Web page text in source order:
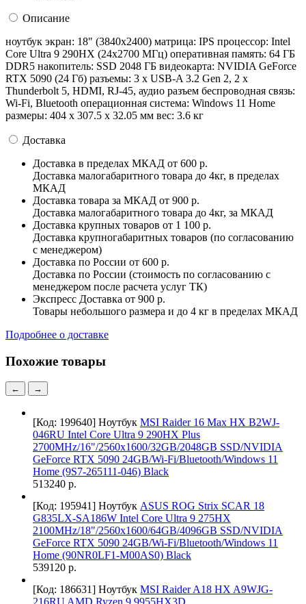
Описание
ноутбук экран: 18" (3840x2400) матрица: IPS процессор: Intel
Core Ultra 9 290HX (24x2700 МГц) оперативная память: 64 ГБ
DDR5 накопитель: SSD 2048 ГБ видеокарта: NVIDIA GeForce
RTX 5090 (24 Гб) разъемы: 3 x USB-A 3.2 Gen 2, 2 x
Thunderbolt 5, HDMI, RJ-45, аудио разъем беспроводная связь:
Wi-Fi, Bluetooth операционная система: Windows 11 Home
pазмеры: 404 x 307.5 x 32.05 мм вес: 3.6 кг
Доставка
Доставка в пределах МКАД от 600 р.
Доставка малогабаритного товара до 4кг, в пределах
МКАД
Доставка товара за МКАД от 900 р.
Доставка малогабаритного товара до 4кг, за МКАД
Доставка крупных товаров от 1 100 р.
Доставка крупногабаритных товаров (по согласованию
с менеджером)
Доставка по России от 600 р.
Доставка по России (стоимость по согласованию с
менеджером после расчета услуг ТК)
Экспресс Доставка от 900 р.
Товары небольшого размера и до 4 кг в пределах МКАД
Подробнее о доставке
Похожие товары
← →
[Код: 199640] Ноутбук MSI Raider 16 Max HX B2WJ-
046RU Intel Core Ultra 9 290HX Plus
2700MHz/16"/2560x1600/32GB/2048GB SSD/NVIDIA
GeForce RTX 5090 24GB/Wi-Fi/Bluetooth/Windows 11
Home (9S7-265111-046) Black
513240 р.
[Код: 195941] Ноутбук ASUS ROG Strix SCAR 18
G835LX-SA186W Intel Core Ultra 9 275HX
2100MHz/18"/2560х1600/64GB/4096GB SSD/NVIDIA
GeForce RTX 5090 24GB/Wi-Fi/Bluetooth/Windows 11
Home (90NR0LF1-M00AS0) Black
539120 р.
[Код: 186631] Ноутбук MSI Raider A18 HX A9WJG-